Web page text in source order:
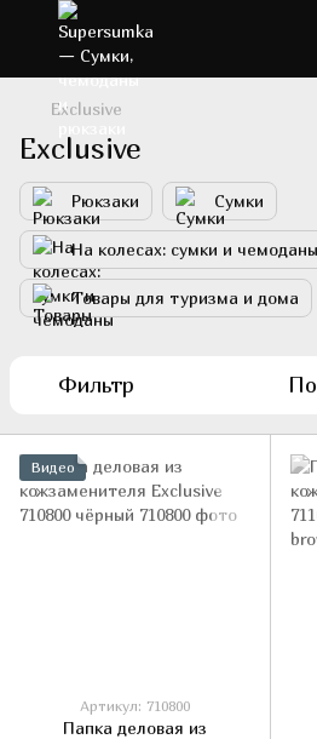
Exclusive
Exclusive
Рюкзаки Сумки
На колесах: сумки и чемоданы
Товары для туризма и дома
Фильтр
Видео
Артикул: 710800
Папка деловая из